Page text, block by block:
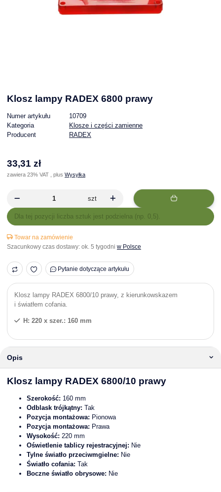
Klosz lampy RADEX 6800 prawy
Numer artykułu
10709
Kategoria
Klosze i części zamienne
Producent
RADEX
33,31 zł
zawiera 23% VAT , plus Wysyłka
szt
xDla tej pozycji liczba sztuk jest podzielna (np. 0,5).
Towar na zamówienie
Szacunkowy czas dostawy: ok. 5 tygodni w Polsce
Pytanie dotyczące artykułu
Klosz lampy RADEX 6800/10 prawy, z kierunkowskazem
i światłem cofania.
H: 220 x szer.: 160 mm
Opis
Klosz lampy RADEX 6800/10 prawy
Szerokość: 160 mm
Odblask trójkątny: Tak
Pozycja montażowa: Pionowa
Pozycja montażowa: Prawa
Wysokość: 220 mm
Oświetlenie tablicy rejestracyjnej: Nie
Tylne światło przeciwmgielne: Nie
Światło cofania: Tak
Boczne światło obrysowe: Nie